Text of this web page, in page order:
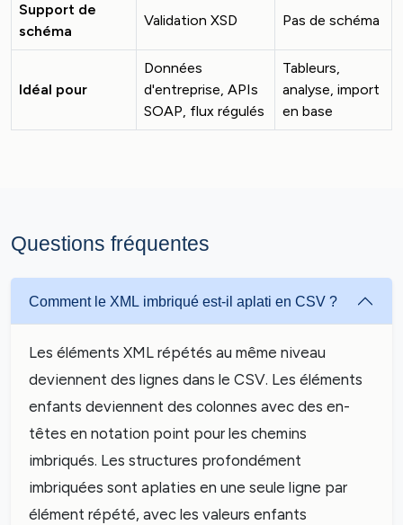
Support de
schéma
Validation XSD Pas de schéma
Idéal pour
Données
d'entreprise, APIs
SOAP, flux régulés
Tableurs,
analyse, import
en base
Questions fréquentes
Comment le XML imbriqué est-il aplati en CSV ?
Les éléments XML répétés au même niveau
deviennent des lignes dans le CSV. Les éléments
enfants deviennent des colonnes avec des en-
têtes en notation point pour les chemins
imbriqués. Les structures profondément
imbriquées sont aplaties en une seule ligne par
élément répété, avec les valeurs enfants